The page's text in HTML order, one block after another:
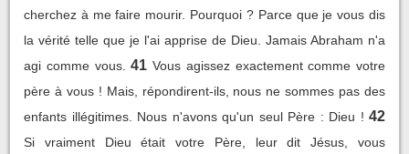
cherchez à me faire mourir. Pourquoi ? Parce que je vous dis
la vérité telle que je l'ai apprise de Dieu. Jamais Abraham n'a
agi comme vous. 41 Vous agissez exactement comme votre
père à vous ! Mais, répondirent-ils, nous ne sommes pas des
enfants illégitimes. Nous n'avons qu'un seul Père : Dieu ! 42
Si vraiment Dieu était votre Père, leur dit Jésus, vous